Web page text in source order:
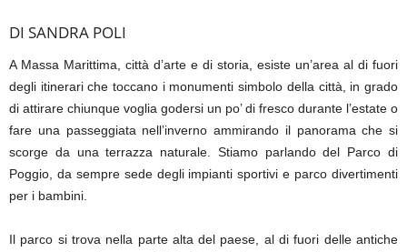
DI SANDRA POLI
A Massa Marittima, città d’arte e di storia, esiste un’area al di fuori
degli itinerari che toccano i monumenti simbolo della città, in grado
di attirare chiunque voglia godersi un po’ di fresco durante l’estate o
fare una passeggiata nell’inverno ammirando il panorama che si
scorge da una terrazza naturale. Stiamo parlando del Parco di
Poggio, da sempre sede degli impianti sportivi e parco divertimenti
per i bambini.
Il parco si trova nella parte alta del paese, al di fuori delle antiche